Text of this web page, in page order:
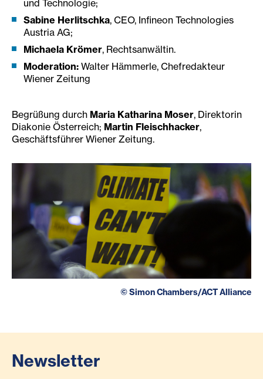
und Technologie;
Sabine Herlitschka, CEO, Infineon Technologies
Austria AG;
Michaela Krömer, Rechtsanwältin.
Moderation: Walter Hämmerle, Chefredakteur
Wiener Zeitung
Begrüßung durch Maria Katharina Moser, Direktorin
Diakonie Österreich; Martin Fleischhacker,
Geschäftsführer Wiener Zeitung.
©Simon Chambers/ACT Alliance
Newsletter